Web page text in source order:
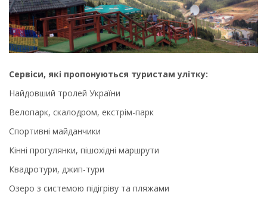
Сервіси, які пропонуються туристам улітку:
Найдовший тролей України
Велопарк, скалодром, екстрім-парк
Спортивні майданчики
Кінні прогулянки, пішохідні маршрути
Квадротури, джип-тури
Озеро з системою підігріву та пляжами